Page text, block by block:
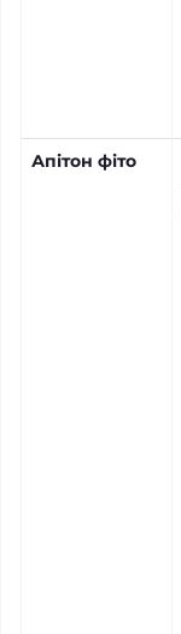
Апітон фіто